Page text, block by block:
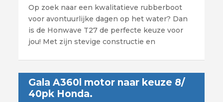
Op zoek naar een kwalitatieve rubberboot
voor avontuurlijke dagen op het water? Dan
is de Honwave T27 de perfecte keuze voor
jou! Met zijn stevige constructie en
Gala A360l motor naar keuze 8/
40pk Honda.